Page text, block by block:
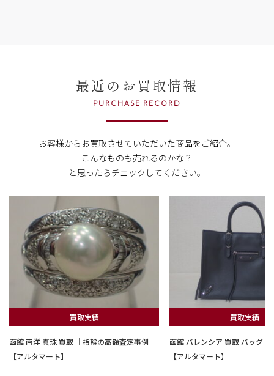
最近のお買取情報
PURCHASE RECORD
お客様からお買取させていただいた商品をご紹介。
こんなものも売れるのかな？
と思ったらチェックしてください。
買取実績
函館 南洋 真珠 買取 ｜指輪の高額査定事例
【アルタマート】
買取実績
函館 バレンシア 買取 バッグ｜
【アルタマート】